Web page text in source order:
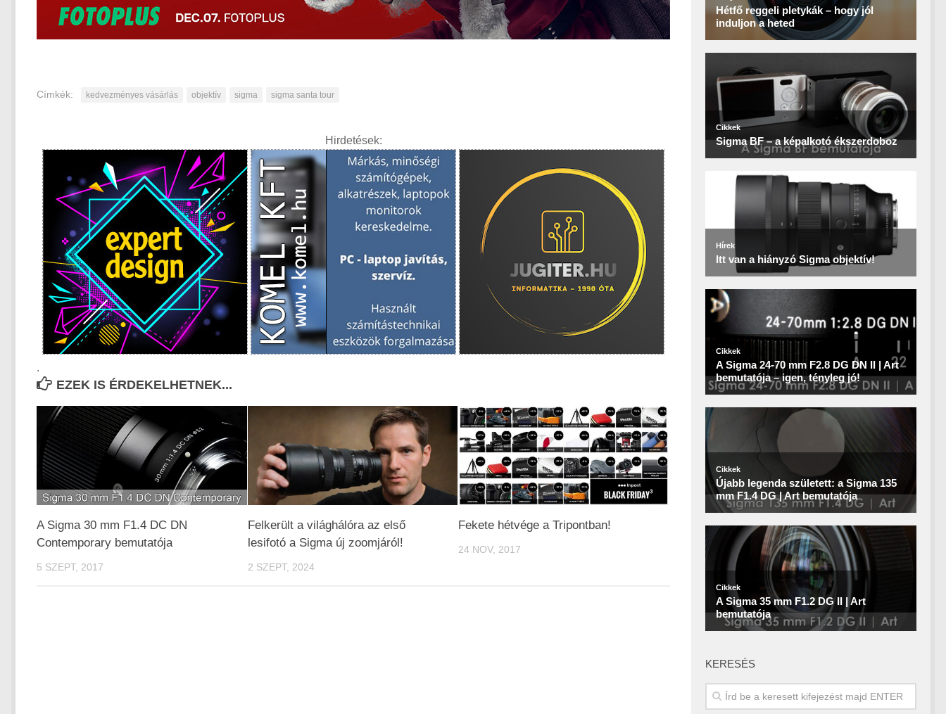
Címkék: kedvezményes vásárlás objektív sigma sigma santa tour
Hirdetések:
.
EZEK IS ÉRDEKELHETNEK...
A Sigma 30 mm F1.4 DC DN
Contemporary bemutatója
5 SZEPT, 2017
Felkerült a világhálóra az első
lesifotó a Sigma új zoomjáról!
2 SZEPT, 2024
Fekete hétvége a Tripontban!
24 NOV, 2017
KERESÉS